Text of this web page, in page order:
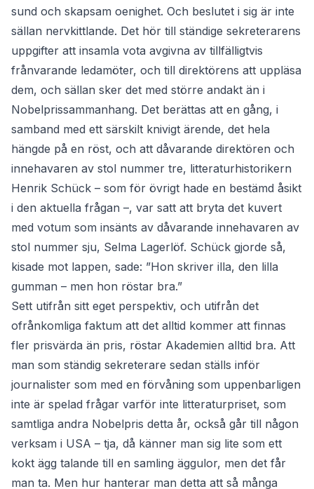
sund och skapsam oenighet. Och beslutet i sig är inte
sällan nervkittlande. Det hör till ständige sekreterarens
uppgifter att insamla vota avgivna av tillfälligtvis
frånvarande ledamöter, och till direktörens att uppläsa
dem, och sällan sker det med större andakt än i
Nobelprissammanhang. Det berättas att en gång, i
samband med ett särskilt knivigt ärende, det hela
hängde på en röst, och att dåvarande direktören och
innehavaren av stol nummer tre, litteraturhistorikern
Henrik Schück – som för övrigt hade en bestämd åsikt
i den aktuella frågan –, var satt att bryta det kuvert
med votum som insänts av dåvarande innehavaren av
stol nummer sju, Selma Lagerlöf. Schück gjorde så,
kisade mot lappen, sade: ”Hon skriver illa, den lilla
gumman – men hon röstar bra.”
Sett utifrån sitt eget perspektiv, och utifrån det
ofrånkomliga faktum att det alltid kommer att finnas
fler prisvärda än pris, röstar Akademien alltid bra. Att
man som ständig sekreterare sedan ställs inför
journalister som med en förvåning som uppenbarligen
inte är spelad frågar varför inte litteraturpriset, som
samtliga andra Nobelpris detta år, också går till någon
verksam i USA – tja, då känner man sig lite som ett
kokt ägg talande till en samling äggulor, men det får
man ta. Men hur hanterar man detta att så många